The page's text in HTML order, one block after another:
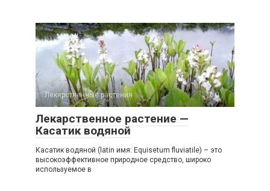
Лекарственные растения 0
Лекарственное растение —
Касатик водяной
Касатик водяной (latin имя: Equisetum fluviatile) – это
высокоэффективное природное средство, широко
используемое в